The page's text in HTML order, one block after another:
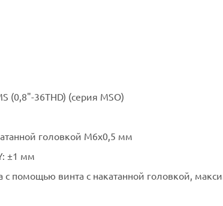
(0,8"-36THD) (серия MSO)
головкой M6x0,5 мм
±1 мм
помощью винта с накатанной головкой,